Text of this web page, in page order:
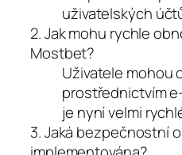
uživatelských
2. Jak mohu rychle
Mostbet?
Uživatele mohou
prostřednictvím
je nyní velmi
3. Jaká bezpečnostní